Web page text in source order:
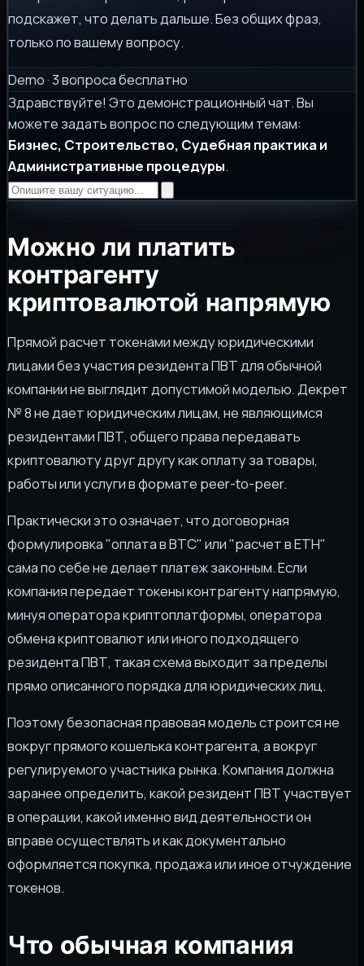
подскажет, что делать дальше. Без общих фраз,
только по вашему вопросу.
Demo · 3 вопроса бесплатно
Здравствуйте! Это демонстрационный чат. Вы
можете задать вопрос по следующим темам:
Бизнес, Строительство, Судебная практика и
Административные процедуры.
Можно ли платить
контрагенту
криптовалютой напрямую
Прямой расчет токенами между юридическими
лицами без участия резидента ПВТ для обычной
компании не выглядит допустимой моделью. Декрет
№ 8 не дает юридическим лицам, не являющимся
резидентами ПВТ, общего права передавать
криптовалюту друг другу как оплату за товары,
работы или услуги в формате peer-to-peer.
Практически это означает, что договорная
формулировка "оплата в BTC" или "расчет в ETH"
сама по себе не делает платеж законным. Если
компания передает токены контрагенту напрямую,
минуя оператора криптоплатформы, оператора
обмена криптовалют или иного подходящего
резидента ПВТ, такая схема выходит за пределы
прямо описанного порядка для юридических лиц.
Поэтому безопасная правовая модель строится не
вокруг прямого кошелька контрагента, а вокруг
регулируемого участника рынка. Компания должна
заранее определить, какой резидент ПВТ участвует
в операции, какой именно вид деятельности он
вправе осуществлять и как документально
оформляется покупка, продажа или иное отчуждение
токенов.
Что обычная компания